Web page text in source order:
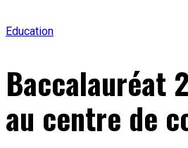
Education
Baccalauréat
au centre de